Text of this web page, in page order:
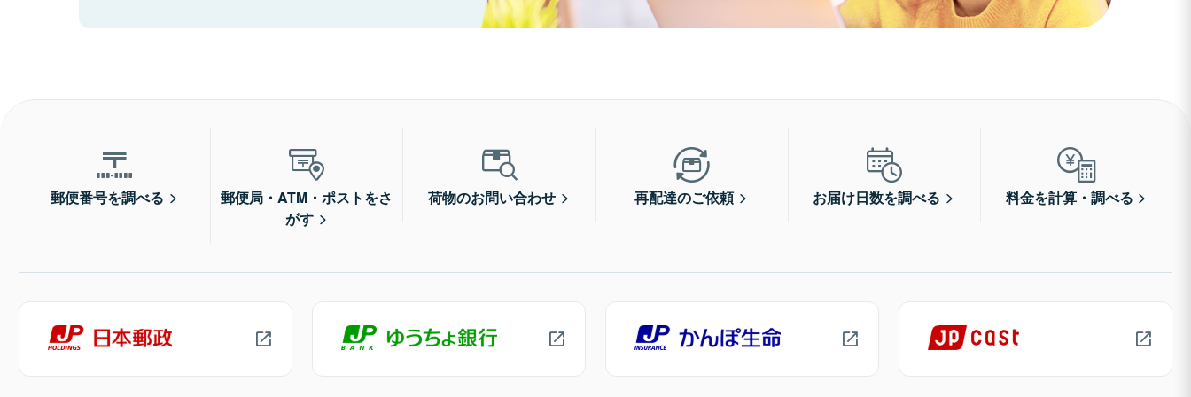
郵便番号を調べる
郵便局・ATM・ポストをさ
がす
荷物のお問い合わせ 再配達のご依頼 お届け日数を調べる 料金を計算・調べる